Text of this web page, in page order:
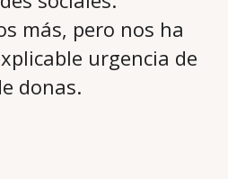
más, pero nos ha
urgencia de
donas.